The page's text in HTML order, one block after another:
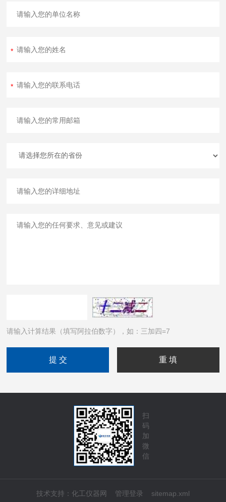
请输入计算结果（填写阿拉伯数字），如：三加四=7
扫
码
加
微
信
技术支持： 化工仪器网 管理登录 sitemap.xml